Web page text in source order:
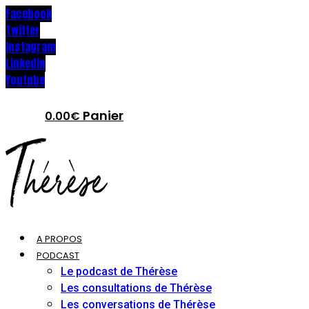
Facebook
Twitter
Instagram
Linkedin
Youtube
0.00€ Panier
A PROPOS
PODCAST
Le podcast de Thérèse
Les consultations de Thérèse
Les conversations de Thérèse